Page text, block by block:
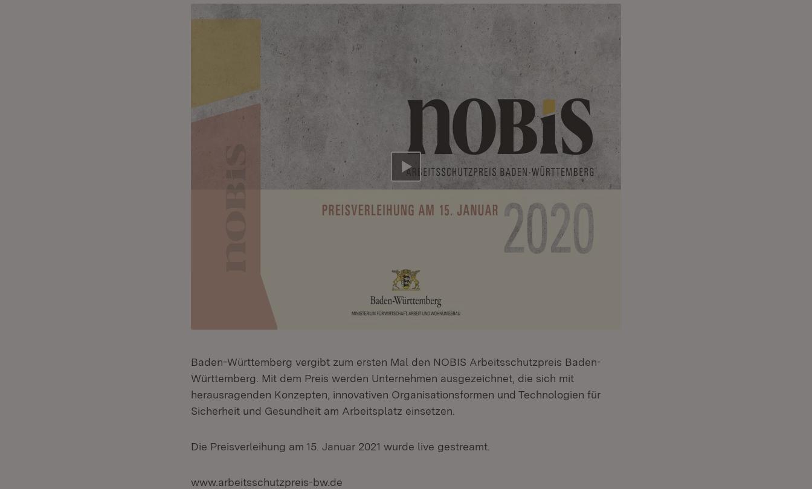
Video abspielen
Baden-Württemberg vergibt zum ersten Mal den NOBIS Arbeitsschutzpreis Baden-
Württemberg. Mit dem Preis werden Unternehmen ausgezeichnet, die sich mit
herausragenden Konzepten, innovativen Organisationsformen und Technologien für
Sicherheit und Gesundheit am Arbeitsplatz einsetzen.
Die Preisverleihung am 15. Januar 2021 wurde live gestreamt.
www.arbeitsschutzpreis-bw.de